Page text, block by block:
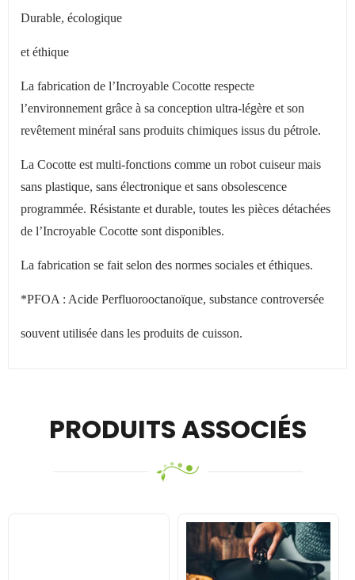
Durable, écologique
et éthique
La fabrication de l’Incroyable Cocotte respecte
l’environnement grâce à sa conception ultra-légère et son
revêtement minéral sans produits chimiques issus du pétrole.
La Cocotte est multi-fonctions comme un robot cuiseur mais
sans plastique, sans électronique et sans obsolescence
programmée. Résistante et durable, toutes les pièces détachées
de l’Incroyable Cocotte sont disponibles.
La fabrication se fait selon des normes sociales et éthiques.
*PFOA : Acide Perfluorooctanoïque, substance controversée
souvent utilisée dans les produits de cuisson.
PRODUITS ASSOCIÉS